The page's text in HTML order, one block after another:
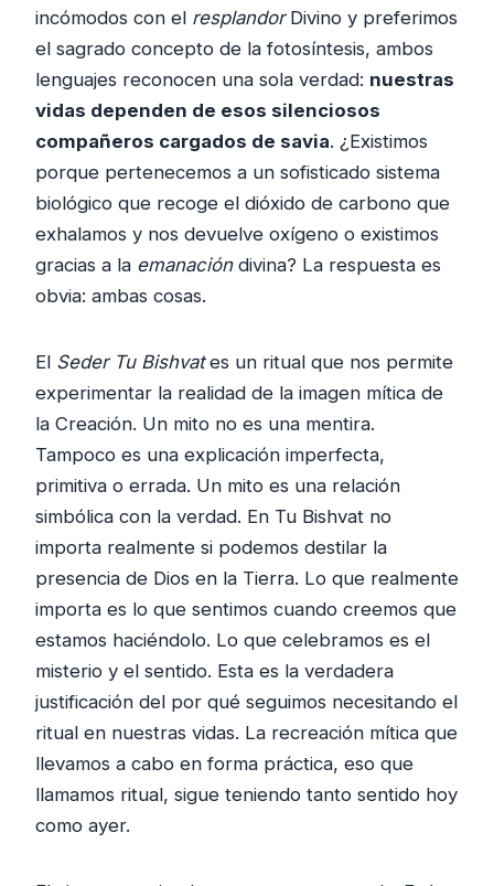
incómodos con el resplandor Divino y preferimos
el sagrado concepto de la fotosíntesis, ambos
lenguajes reconocen una sola verdad: nuestras
vidas dependen de esos silenciosos
compañeros cargados de savia. ¿Existimos
porque pertenecemos a un sofisticado sistema
biológico que recoge el dióxido de carbono que
exhalamos y nos devuelve oxígeno o existimos
gracias a la emanacióndivina? La respuesta es
obvia: ambas cosas.
El Seder Tu Bishvates un ritual que nos permite
experimentar la realidad de la imagen mítica de
la Creación. Un mito no es una mentira.
Tampoco es una explicación imperfecta,
primitiva o errada. Un mito es una relación
simbólica con la verdad. En Tu Bishvat no
importa realmente si podemos destilar la
presencia de Dios en la Tierra. Lo que realmente
importa es lo que sentimos cuando creemos que
estamos haciéndolo. Lo que celebramos es el
misterio y el sentido. Esta es la verdadera
justificación del por qué seguimos necesitando el
ritual en nuestras vidas. La recreación mítica que
llevamos a cabo en forma práctica, eso que
llamamos ritual, sigue teniendo tanto sentido hoy
como ayer.